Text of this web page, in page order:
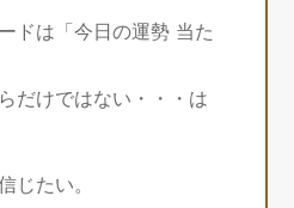
ドは「今日の運勢 当た
だけではない・・・は
じたい。